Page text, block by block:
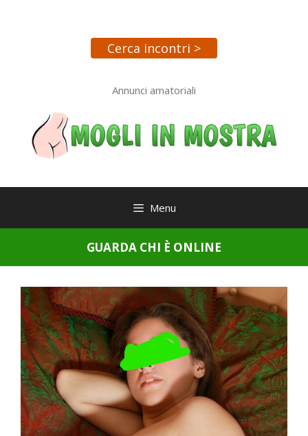
Cerca incontri >
Annunci amatoriali
Menu
GUARDA CHI È ONLINE